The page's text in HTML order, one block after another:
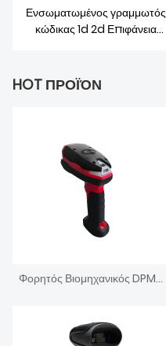
Ενσωματωμένος γραμμωτός
κώδικας 1d 2d Επιφάνεια
HOT ΠΡΟΪΌΝ
Φορητός Βιομηχανικός DPM Αναγνώστης IP67 Ενσύρματος σαρωτής γραμμωτού κώδικα